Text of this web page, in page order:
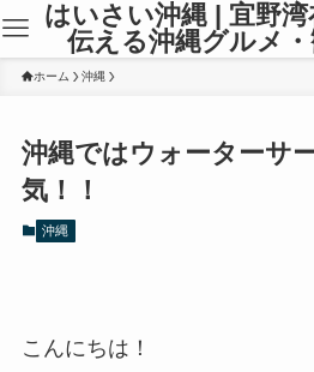
はいさい沖縄 | 宜野
伝える沖縄グルメ
ホーム 沖縄
沖縄ではウォーターサ
気！！
沖縄
こんにちは！